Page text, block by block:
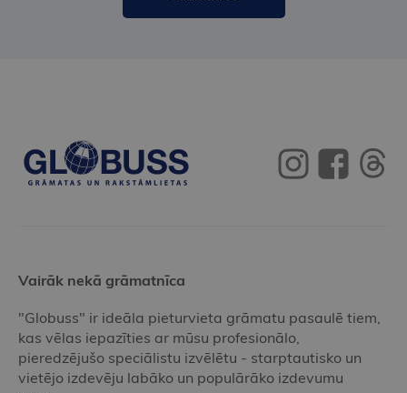
Vairāk nekā grāmatnīca
"Globuss" ir ideāla pieturvieta grāmatu pasaulē tiem,
kas vēlas iepazīties ar mūsu profesionālo,
pieredzējušo speciālistu izvēlētu - starptautisko un
vietējo izdevēju labāko un populārāko izdevumu